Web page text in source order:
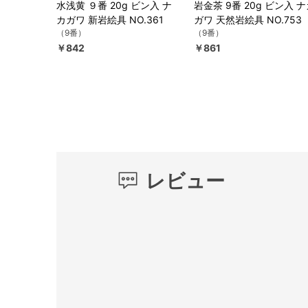
水浅黄 ９番 20g ビン入 ナ
カガワ 新岩絵具 NO.361
（9番）
￥842
岩金茶 9番 20g ビン入 ナ
ガワ 天然岩絵具 NO.753
（9番）
￥861
レビュー